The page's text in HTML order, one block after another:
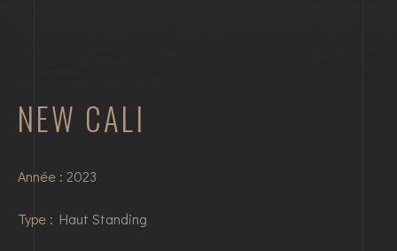
NEW CALI
Année : 2023
Type : Haut Standing